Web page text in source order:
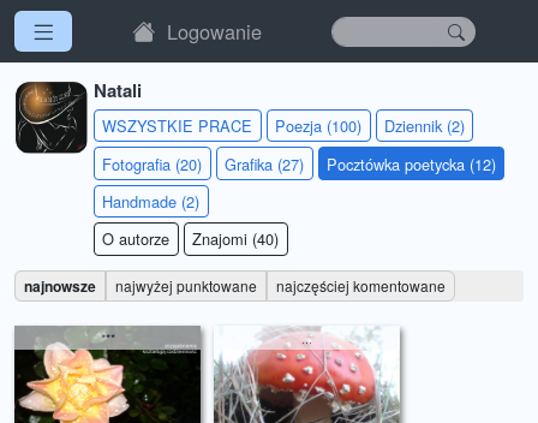
Logowanie
Natali
WSZYSTKIE PRACE Poezja (100)
Dziennik (2)
Fotografia (20)
Grafika (27)
Pocztówka poetycka (12)
Handmade (2)
O autorze
Znajomi (40)
najnowsze najwyżej punktowane najczęściej komentowane
*** ...